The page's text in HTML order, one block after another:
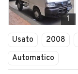
1
Usato 2008
Automatico